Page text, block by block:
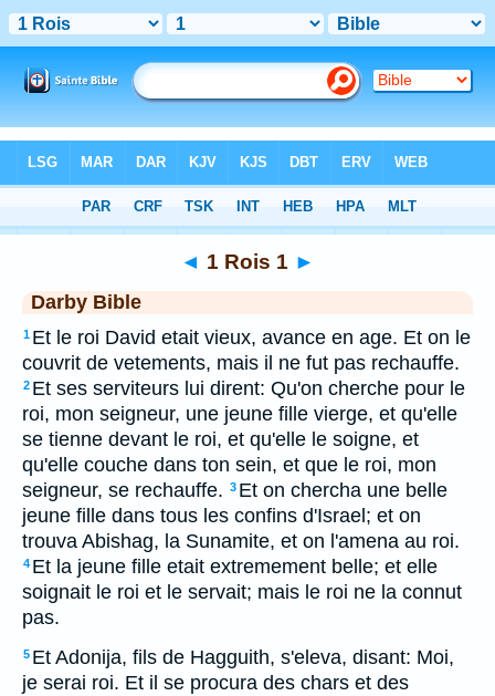
> 1 Rois 1
◄ 1 Rois 1 ►
Darby Bible
1 Et le roi David etait vieux, avance en age. Et on le
couvrit de vetements, mais il ne fut pas rechauffe.
2 Et ses serviteurs lui dirent: Qu'on cherche pour le
roi, mon seigneur, une jeune fille vierge, et qu'elle
se tienne devant le roi, et qu'elle le soigne, et
qu'elle couche dans ton sein, et que le roi, mon
seigneur, se rechauffe. 3 Et on chercha une belle
jeune fille dans tous les confins d'Israel; et on
trouva Abishag, la Sunamite, et on l'amena au roi.
4 Et la jeune fille etait extremement belle; et elle
soignait le roi et le servait; mais le roi ne la connut
pas.
5 Et Adonija, fils de Hagguith, s'eleva, disant: Moi,
je serai roi. Et il se procura des chars et des